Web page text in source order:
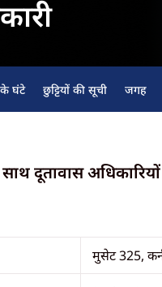
के घंटे छुट्टियों की सूची जगह
दूतावास
मुसेट 325,